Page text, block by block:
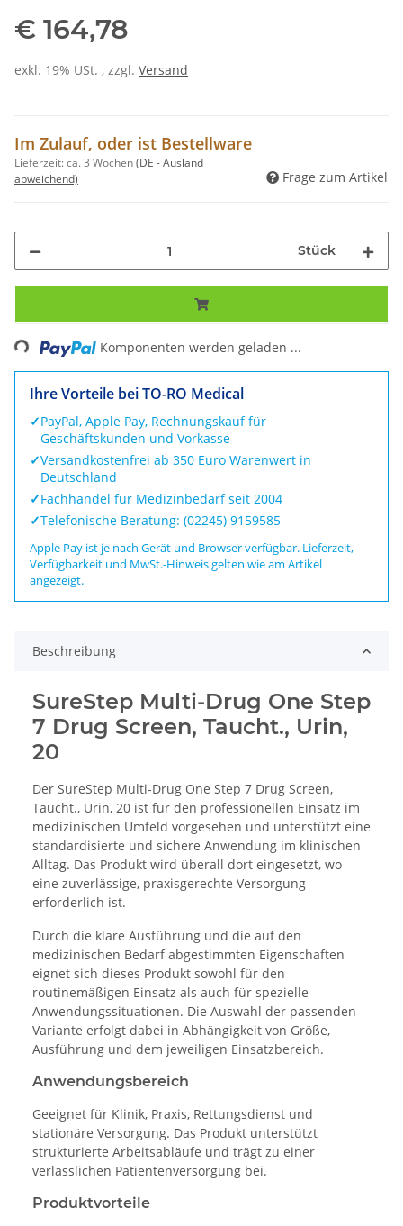
€ 164,78
exkl. 19% USt. , zzgl. Versand
Im Zulauf, oder ist Bestellware
Lieferzeit:ca. 3 Wochen(DE - Ausland
abweichend)
Frage zum Artikel
Stück
Loading... Komponenten werden geladen ...
Ihre Vorteile bei TO-RO Medical
✓PayPal, Apple Pay, Rechnungskauf für
Geschäftskunden und Vorkasse
✓Versandkostenfrei ab 350 Euro Warenwert in
Deutschland
✓Fachhandel für Medizinbedarf seit 2004
✓Telefonische Beratung: (02245) 9159585
Apple Pay ist je nach Gerät und Browser verfügbar. Lieferzeit,
Verfügbarkeit und MwSt.-Hinweis gelten wie am Artikel
angezeigt.
Beschreibung
SureStep Multi-Drug One Step
7 Drug Screen, Taucht., Urin,
20
Der SureStep Multi-Drug One Step 7 Drug Screen,
Taucht., Urin, 20 ist für den professionellen Einsatz im
medizinischen Umfeld vorgesehen und unterstützt eine
standardisierte und sichere Anwendung im klinischen
Alltag. Das Produkt wird überall dort eingesetzt, wo
eine zuverlässige, praxisgerechte Versorgung
erforderlich ist.
Durch die klare Ausführung und die auf den
medizinischen Bedarf abgestimmten Eigenschaften
eignet sich dieses Produkt sowohl für den
routinemäßigen Einsatz als auch für spezielle
Anwendungssituationen. Die Auswahl der passenden
Variante erfolgt dabei in Abhängigkeit von Größe,
Ausführung und dem jeweiligen Einsatzbereich.
Anwendungsbereich
Geeignet für Klinik, Praxis, Rettungsdienst und
stationäre Versorgung. Das Produkt unterstützt
strukturierte Arbeitsabläufe und trägt zu einer
verlässlichen Patientenversorgung bei.
Produktvorteile